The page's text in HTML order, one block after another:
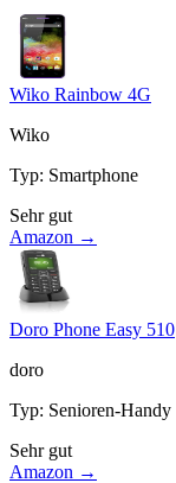
Wiko Rainbow 4G
Wiko
Typ: Smartphone
Sehr gut
Amazon →
Doro Phone Easy 510
doro
Typ: Senioren-Handy
Sehr gut
Amazon →